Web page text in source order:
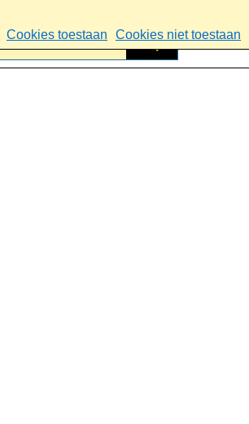
Cookies toestaan
Cookies niet toestaan